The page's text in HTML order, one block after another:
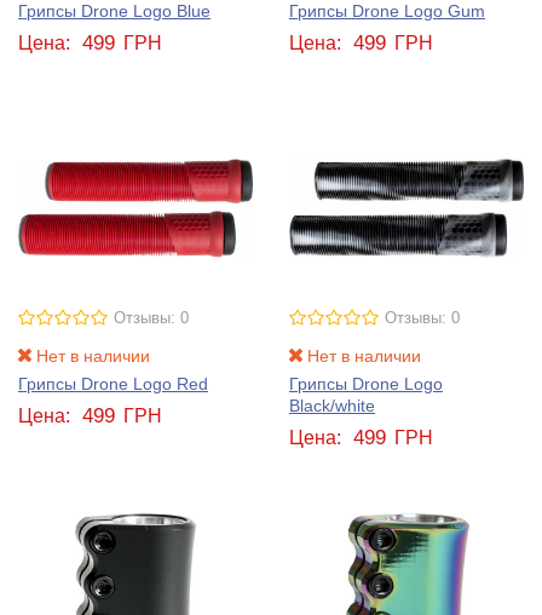
Грипсы Drone Logo Blue
Цена: 499 ГРН
Грипсы Drone Logo Gum
Цена: 499 ГРН
Отзывы: 0
Нет в наличии
Грипсы Drone Logo Red
Цена: 499 ГРН
Отзывы: 0
Нет в наличии
Грипсы Drone Logo
Black/white
Цена: 499 ГРН